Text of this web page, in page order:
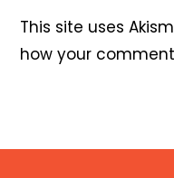
This site uses
how your